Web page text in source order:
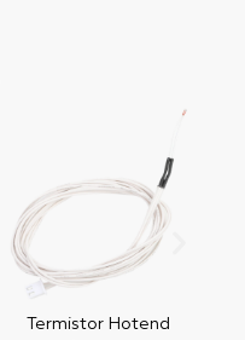
Termistor Hotend